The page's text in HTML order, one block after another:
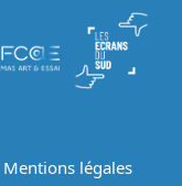
Mentions légales